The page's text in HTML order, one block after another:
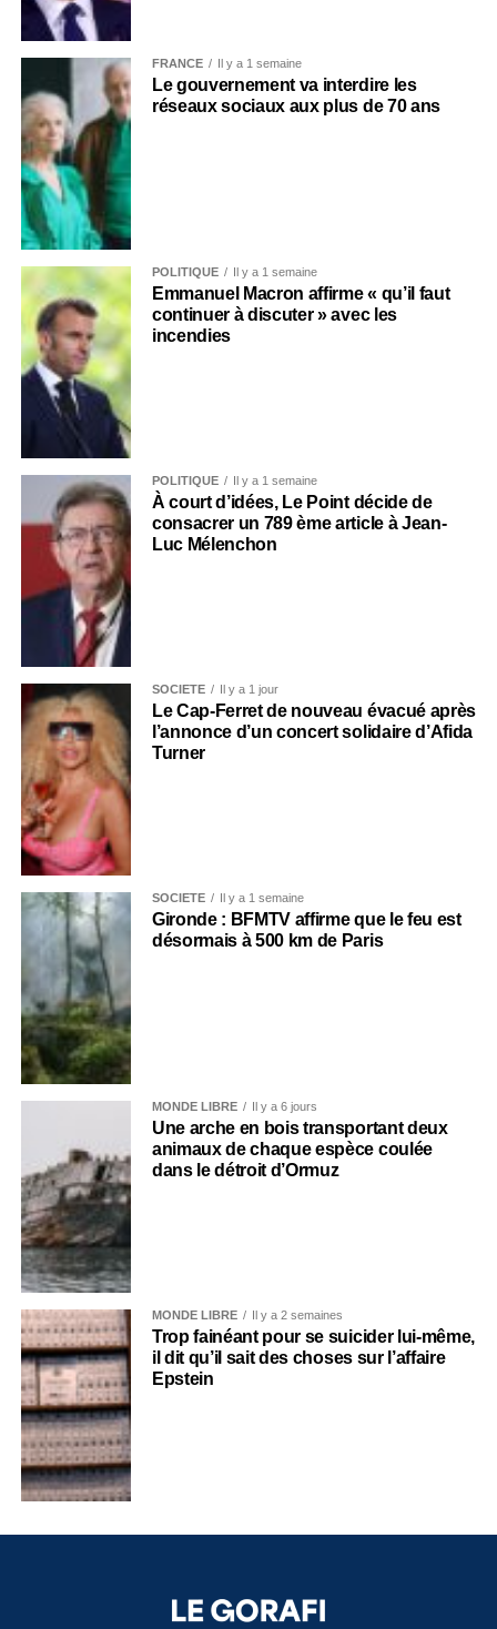
FRANCE Il y a 1 semaine
Le gouvernement va interdire les
réseaux sociaux aux plus de 70 ans
POLITIQUE Il y a 1 semaine
Emmanuel Macron affirme « qu’il faut
continuer à discuter » avec les
incendies
POLITIQUE Il y a 1 semaine
À court d’idées, Le Point décide de
consacrer un 789 ème article à Jean-
Luc Mélenchon
SOCIÉTÉ Il y a 1 jour
Le Cap-Ferret de nouveau évacué après
l’annonce d’un concert solidaire d’Afida
Turner
SOCIÉTÉ Il y a 1 semaine
Gironde : BFMTV affirme que le feu est
désormais à 500 km de Paris
MONDE LIBRE Il y a 6 jours
Une arche en bois transportant deux
animaux de chaque espèce coulée
dans le détroit d’Ormuz
MONDE LIBRE Il y a 2 semaines
Trop fainéant pour se suicider lui-même,
il dit qu’il sait des choses sur l’affaire
Epstein